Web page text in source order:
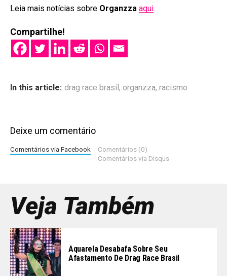
Leia mais notícias sobre Organzza aqui.
Compartilhe!
In this article: drag race brasil, organzza, racismo
Deixe um comentário
Comentários via Facebook
Comentários (0)
Comentários via Disqus
Veja Também
Aquarela Desabafa Sobre Seu
Afastamento De Drag Race Brasil